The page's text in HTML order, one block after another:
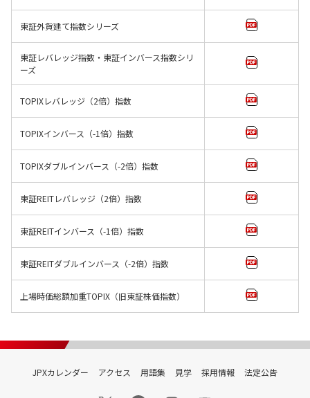
東証外貨建て指数シリーズ
東証レバレッジ指数・東証インバース指数シリ
ーズ
TOPIXレバレッジ（2倍）指数
TOPIXインバース（-1倍）指数
TOPIXダブルインバース（-2倍）指数
東証REITレバレッジ（2倍）指数
東証REITインバース（-1倍）指数
東証REITダブルインバース（-2倍）指数
上場時価総額加重TOPIX（旧東証株価指数）
JPXカレンダー アクセス 用語集 見学 採用情報 法定公告